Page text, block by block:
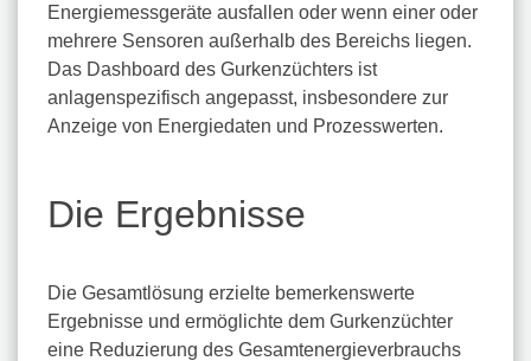
Energiemessgeräte ausfallen oder wenn einer oder
mehrere Sensoren außerhalb des Bereichs liegen.
Das Dashboard des Gurkenzüchters ist
anlagenspezifisch angepasst, insbesondere zur
Anzeige von Energiedaten und Prozesswerten.
Die Ergebnisse
Die Gesamtlösung erzielte bemerkenswerte
Ergebnisse und ermöglichte dem Gurkenzüchter
eine Reduzierung des Gesamtenergieverbrauchs